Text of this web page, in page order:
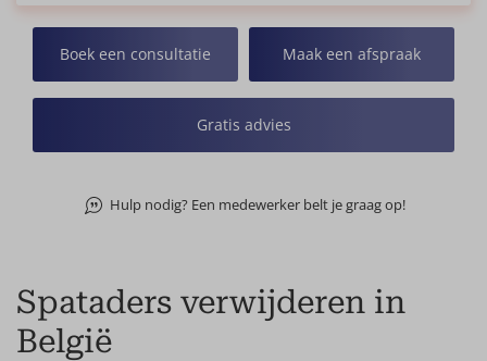
Boek een consultatie Maak een afspraak
Gratis advies
Hulp nodig? Een medewerker belt je graag op!
Spataders verwijderen in
België